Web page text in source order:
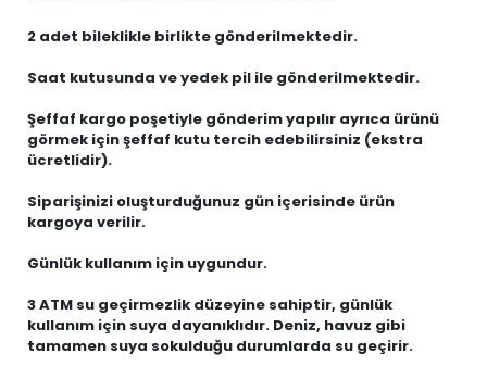
2 adet bileklikle birlikte gönderilmektedir.
Saat kutusunda ve yedek pil ile gönderilmektedir.
Şeffaf kargo poşetiyle gönderim yapılır ayrıca ürünü
görmek için şeffaf kutu tercih edebilirsiniz (ekstra
ücretlidir).
Siparişinizi oluşturduğunuz gün içerisinde ürün
kargoya verilir.
Günlük kullanım için uygundur.
3 ATM su geçirmezlik düzeyine sahiptir, günlük
kullanım için suya dayanıklıdır. Deniz, havuz gibi
tamamen suya sokulduğu durumlarda su geçirir.